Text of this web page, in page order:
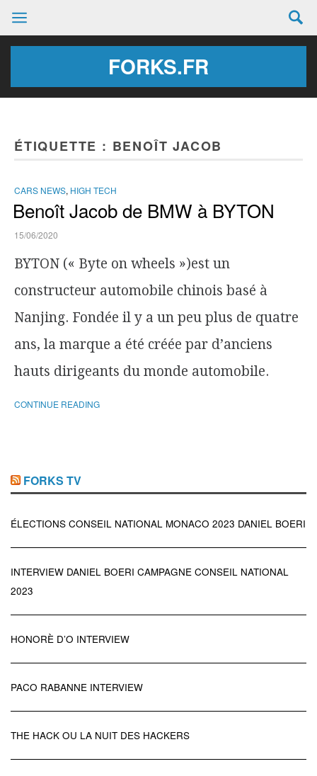
FORKS.FR
ÉTIQUETTE : BENOÎT JACOB
CARS NEWS, HIGH TECH
Benoît Jacob de BMW à BYTON
15/06/2020
BYTON (« Byte on wheels »)est un
constructeur automobile chinois basé à
Nanjing. Fondée il y a un peu plus de quatre
ans, la marque a été créée par d’anciens
hauts dirigeants du monde automobile.
CONTINUE READING
FORKS TV
ÉLECTIONS CONSEIL NATIONAL MONACO 2023 DANIEL BOERI
INTERVIEW DANIEL BOERI CAMPAGNE CONSEIL NATIONAL
2023
HONORÈ D’O INTERVIEW
PACO RABANNE INTERVIEW
THE HACK OU LA NUIT DES HACKERS